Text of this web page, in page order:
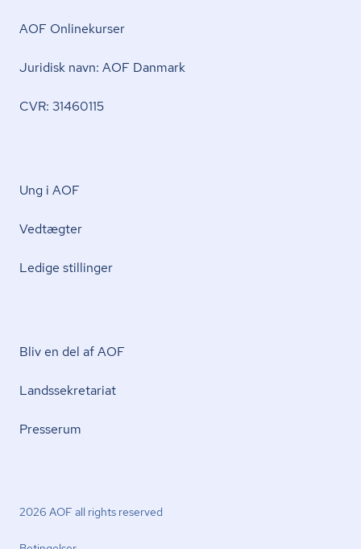
AOF Onlinekurser
Juridisk navn: AOF Danmark
CVR: 31460115
Ung i AOF
Vedtægter
Ledige stillinger
Bliv en del af AOF
Lands­se­kre­ta­ri­at
Presserum
2026 AOF all rights reserved